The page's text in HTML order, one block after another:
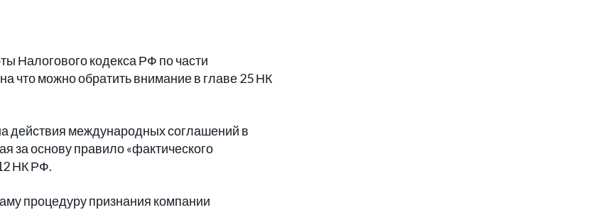
Налогового кодекса РФ по части
что можно обратить внимание в главе 25 НК
действия международных соглашений в
за основу правило «фактического
НК РФ.
процедуру признания компании